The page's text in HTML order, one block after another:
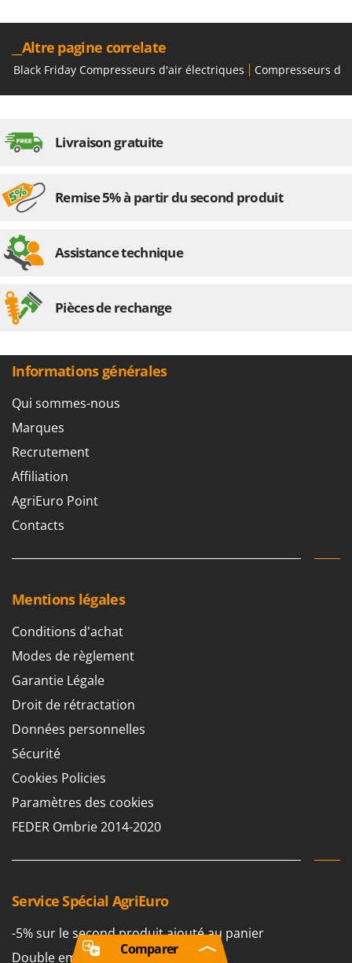
__Altre pagine correlate
Black Friday Compresseurs d'air électriques Compresseurs
Livraison gratuite
Remise 5% à partir du second produit
Assistance technique
Pièces de rechange
Informations générales
Qui sommes-nous
Marques
Recrutement
Affiliation
AgriEuro Point
Contacts
Mentions légales
Conditions d'achat
Modes de règlement
Garantie Légale
Droit de rétractation
Données personnelles
Sécurité
Cookies Policies
Paramètres des cookies
FEDER Ombrie 2014-2020
Service Spécial AgriEuro
-5% sur le second produit ajouté au panier
Double emballage
Comparer